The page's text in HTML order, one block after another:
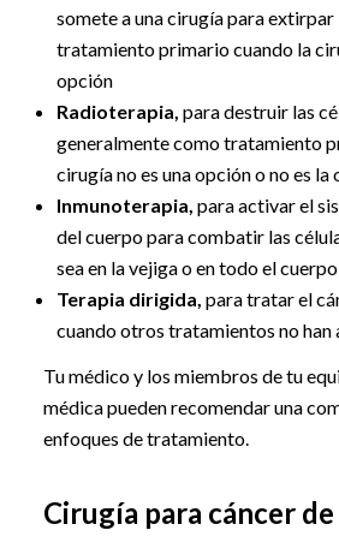
somete a una cirugía para
tratamiento primario cuando la
opción
Radioterapia, para destruir las
generalmente como tratamiento
cirugía no es una opción o no es la
Inmunoterapia, para activar el
del cuerpo para combatir las
sea en la vejiga o en todo el cuerpo
Terapia dirigida, para tratar el
cuando otros tratamientos no han
Tu médico y los miembros de tu
médica pueden recomendar una
enfoques de tratamiento.
Cirugía para cáncer